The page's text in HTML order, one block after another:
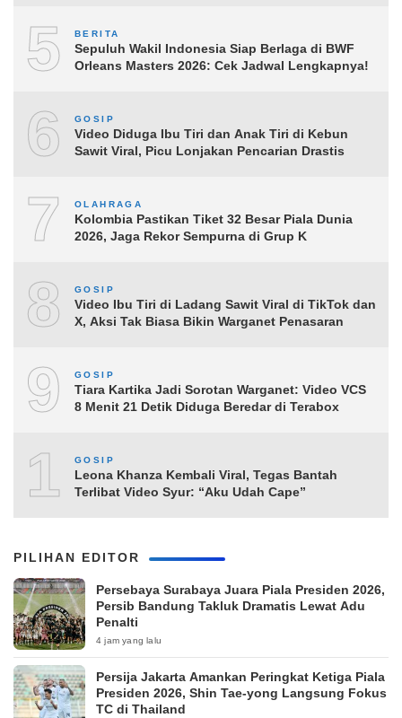
5 BERITA
Sepuluh Wakil Indonesia Siap Berlaga di BWF
Orleans Masters 2026: Cek Jadwal Lengkapnya!
6 GOSIP
Video Diduga Ibu Tiri dan Anak Tiri di Kebun
Sawit Viral, Picu Lonjakan Pencarian Drastis
7 OLAHRAGA
Kolombia Pastikan Tiket 32 Besar Piala Dunia
2026, Jaga Rekor Sempurna di Grup K
8 GOSIP
Video Ibu Tiri di Ladang Sawit Viral di TikTok dan
X, Aksi Tak Biasa Bikin Warganet Penasaran
9 GOSIP
Tiara Kartika Jadi Sorotan Warganet: Video VCS
8 Menit 21 Detik Diduga Beredar di Terabox
10
GOSIP
Leona Khanza Kembali Viral, Tegas Bantah
Terlibat Video Syur: “Aku Udah Cape”
PILIHAN EDITOR
Persebaya Surabaya Juara Piala Presiden 2026,
Persib Bandung Takluk Dramatis Lewat Adu
Penalti
4 jam yang lalu
Persija Jakarta Amankan Peringkat Ketiga Piala
Presiden 2026, Shin Tae-yong Langsung Fokus
TC di Thailand